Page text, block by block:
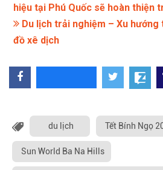
hiệu tại Phú Quốc sẽ hoàn thiện
Du lịch trải nghiệm – Xu
đồ xê dịch
du lịch Tết Bính Ngọ
Sun World Ba Na Hills